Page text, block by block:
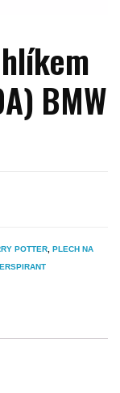
BMW
POTTER PLECH NA